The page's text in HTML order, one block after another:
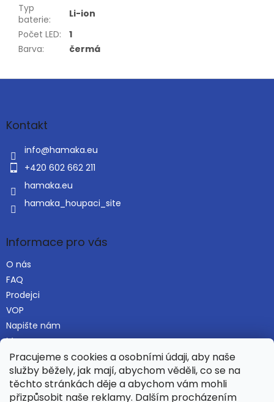
Pracujeme s cookies a osobními údaji, aby naše
služby běžely, jak mají, abychom věděli, co se na
těchto stránkách děje a abychom vám mohli
přizpůsobit naše reklamy. Dalším procházením
Typ
baterie:
Li-ion
Počet LED:
1
Barva: čermá
Z
aKontakt
info@hamaka.eu
+420 602 662 211
hamaka.eu
hamaka_houpaci_site
Informace pro vás
O nás
FAQ
Prodejci
VOP
Napište nám
Mapa serveru
Najdete nás i na Alza.cz